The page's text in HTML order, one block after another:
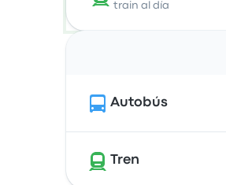
train al día
Autobús
Tren